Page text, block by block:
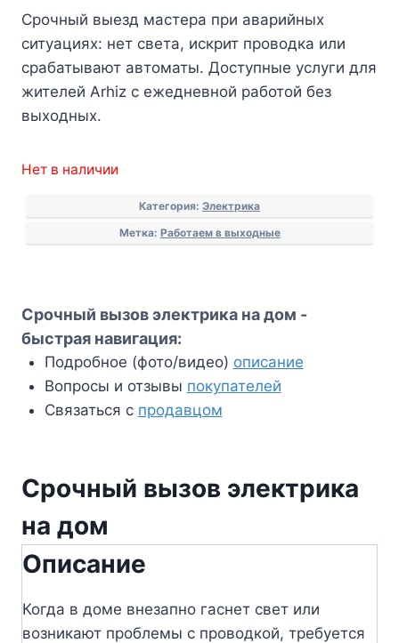
Срочный выезд мастера при аварийных
ситуациях: нет света, искрит проводка или
срабатывают автоматы. Доступные услуги для
жителей Arhiz с ежедневной работой без
выходных.
Нет в наличии
Категория: Электрика
Метка: Работаем в выходные
Срочный вызов электрика на дом -
быстрая навигация:
Подробное (фото/видео) описание
Вопросы и отзывы покупателей
Связаться с продавцом
Срочный вызов электрика
на дом
Описание
Когда в доме внезапно гаснет свет или
возникают проблемы с проводкой, требуется